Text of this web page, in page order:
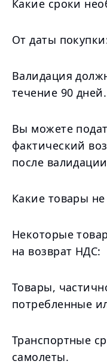
Какие сроки
От даты
Валидация
течение 90 дней.
Вы можете
фактический
после
Какие товары
Некоторые
на возврат НДС:
Товары,
потребленные
Транспортные
самолеты.